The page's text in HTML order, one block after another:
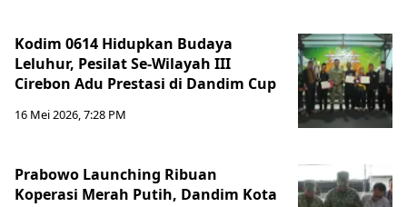
Kodim 0614 Hidupkan Budaya
Leluhur, Pesilat Se-Wilayah III
Cirebon Adu Prestasi di Dandim Cup
16 Mei 2026, 7:28 PM
Prabowo Launching Ribuan
Koperasi Merah Putih, Dandim Kota